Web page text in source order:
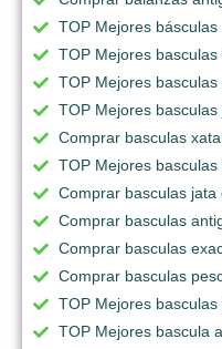
TOP Mejores
TOP Mejores
TOP Mejores basculas
TOP Mejores basculas
Comprar basculas
TOP Mejores
Comprar basculas jata
Comprar basculas
Comprar basculas
Comprar basculas
TOP Mejores
TOP Mejores bascula